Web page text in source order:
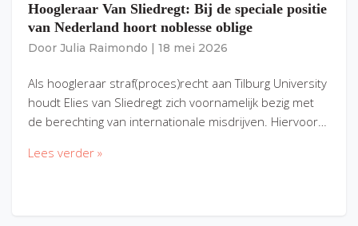
Hoogleraar Van Sliedregt: Bij de speciale positie
van Nederland hoort noblesse oblige
Door Julia Raimondo 18 mei 2026
Als hoogleraar straf(proces)recht aan Tilburg University
houdt Elies van Sliedregt zich voornamelijk bezig met
de berechting van internationale misdrijven. Hiervoor…
Lees verder »